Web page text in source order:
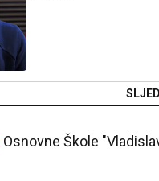
Osnovne Škole